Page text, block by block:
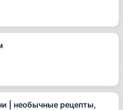
| необычные рецепты,